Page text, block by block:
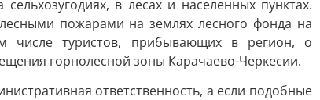
в лесах и населенных пунктах.
пожарами на землях лесного фонда на
числе туристов, прибывающих в регион, о
горнолесной зоны Карачаево-Черкесии.
ответственность, а если подобные